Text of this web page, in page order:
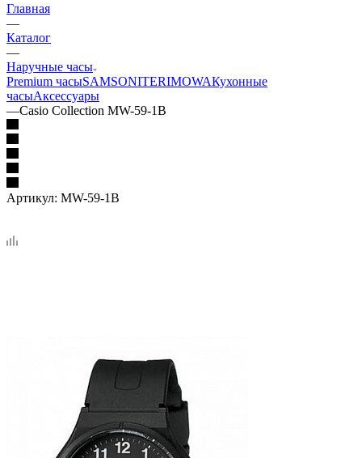
Главная
—
Каталог
—
Наручные часы
Premium часыSAMSONITERIMOWAКухонные
часыАксессуары
—Casio Collection MW-59-1B
Артикул: MW-59-1B